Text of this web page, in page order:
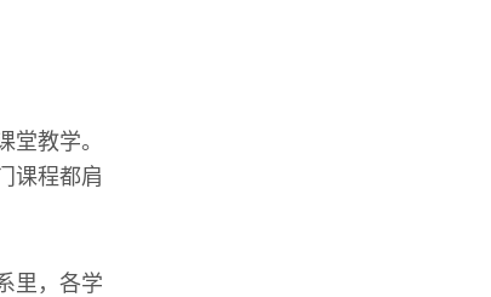
教学。
课程都肩
里，各学